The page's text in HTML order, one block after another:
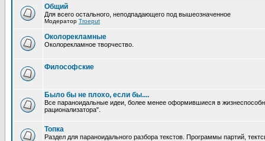
Общий
Для всего остального, неподпадающего под вышеозначенное
Модератор Troeput
Околорекламные
Околорекламное творчество.
Философские
Было бы не плохо, если бы....
Все параноидальные идеи, более менее оформившиеся в
рационализатора".
Топка
Раздел для параноидального разбора текстов. Программы партий,